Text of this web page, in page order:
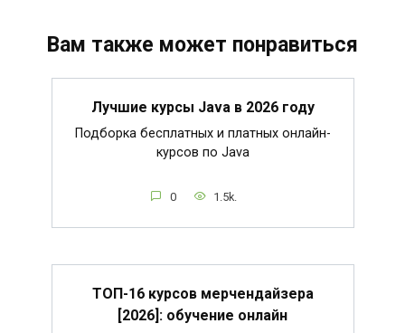
Вам также может понравиться
Лучшие курсы Java в 2026 году
Подборка бесплатных и платных онлайн-
курсов по Java
0 1.5k.
ТОП-16 курсов мерчендайзера
[2026]: обучение онлайн